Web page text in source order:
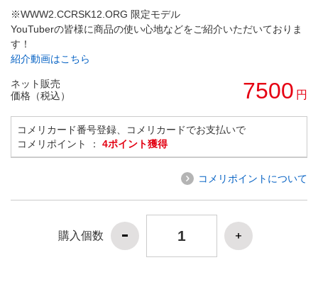
※WWW2.CCRSK12.ORG 限定モデル
YouTuberの皆様に商品の使い心地などをご紹介いただいておりま
す！
紹介動画はこちら
ネット販売
価格（税込）
7500 円
コメリカード番号登録、コメリカードでお支払いで
コメリポイント ： 4ポイント獲得
コメリポイントについて
購入個数